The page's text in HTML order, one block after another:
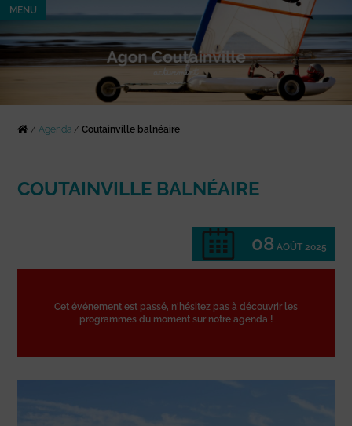
MENU
/Agenda /Coutainville balnéaire
COUTAINVILLE BALNÉAIRE
08 AOÛT 2025
Cet événement est passé, n'hésitez pas à découvrir les
programmes du moment sur notre agenda !